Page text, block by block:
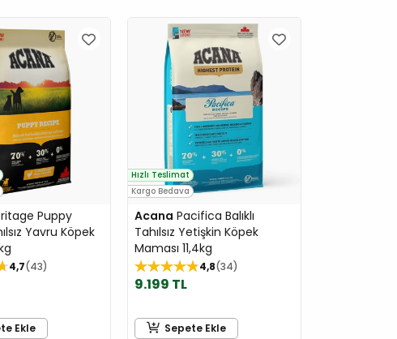
Puppy
Yavru Köpek
4,7 43
Ekle
Kargo Bedava
Hızlı Teslimat
Acana Pacifica Balıklı
Tahılsız Yetişkin Köpek
Maması 11,4kg
4,8 34
9.199 TL
Sepete Ekle